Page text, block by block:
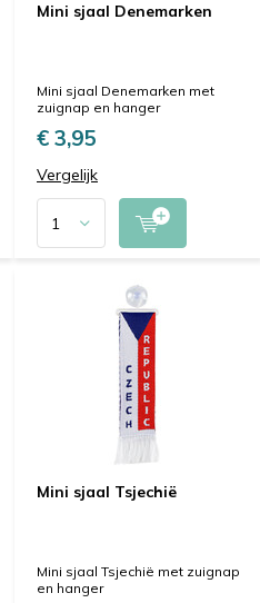
Mini sjaal Denemarken
Mini sjaal Denemarken met
zuignap en hanger
€ 3,95
Vergelijk
Mini sjaal Tsjechië
Mini sjaal Tsjechië met zuignap
en hanger